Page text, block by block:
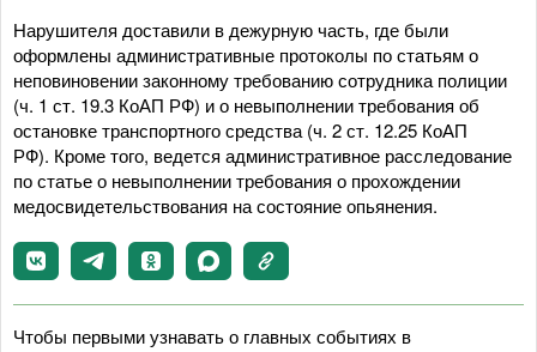
Нарушителя доставили в дежурную часть, где были
оформлены административные протоколы по статьям о
неповиновении законному требованию сотрудника полиции
(ч. 1 ст. 19.3 КоАП РФ) и о невыполнении требования об
остановке транспортного средства (ч. 2 ст. 12.25 КоАП
РФ). Кроме того, ведется административное расследование
по статье о невыполнении требования о прохождении
медосвидетельствования на состояние опьянения.
Чтобы первыми узнавать о главных событиях в